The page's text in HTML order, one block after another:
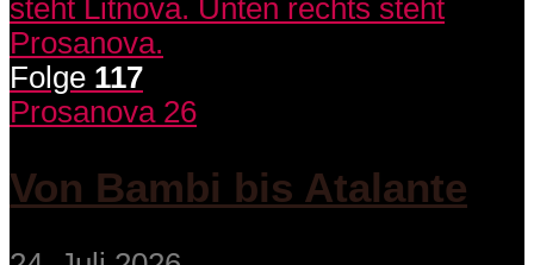
Folge 117
Prosanova 26
Von Bambi bis Atalante